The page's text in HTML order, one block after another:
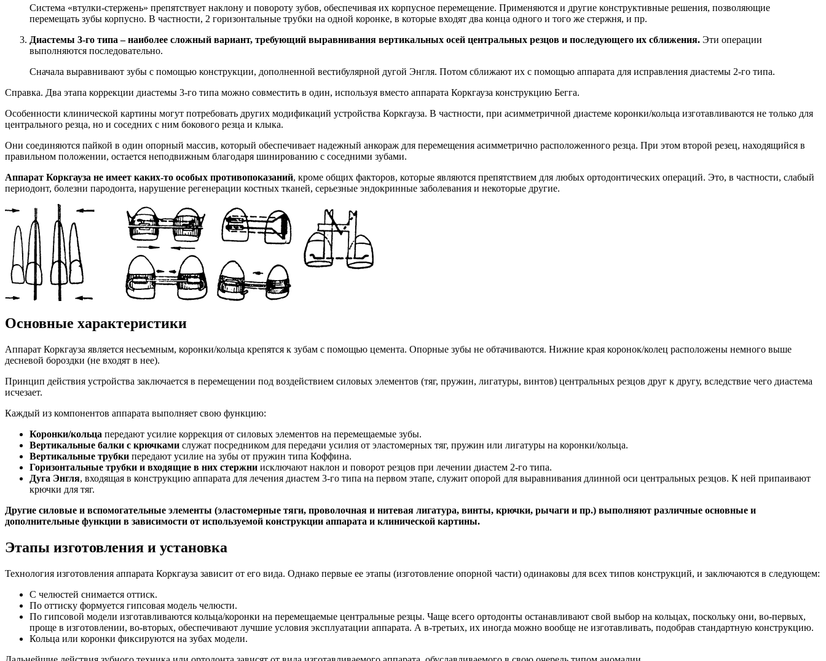
Система «втулки-стержень» препятствует наклону и повороту зубов, обеспечивая их корпусное перемещение. Применяются и другие конструктивные решения, позволяющие
перемещать зубы корпусно. В частности, 2 горизонтальные трубки на одной коронке, в которые входят два конца одного и того же стержня, и пр.
Диастемы 3-го типа – наиболее сложный вариант, требующий выравнивания вертикальных осей центральных резцов и последующего их сближения. Эти операции
выполняются последовательно.
Сначала выравнивают зубы с помощью конструкции, дополненной вестибулярной дугой Энгля. Потом сближают их с помощью аппарата для исправления диастемы 2-го типа.
Справка. Два этапа коррекции диастемы 3-го типа можно совместить в один, используя вместо аппарата Коркгауза конструкцию Бегга.
Особенности клинической картины могут потребовать других модификаций устройства Коркгауза. В частности, при асимметричной диастеме коронки/кольца изготавливаются не только для
центрального резца, но и соседних с ним бокового резца и клыка.
Они соединяются пайкой в один опорный массив, который обеспечивает надежный анкораж для перемещения асимметрично расположенного резца. При этом второй резец, находящийся в
правильном положении, остается неподвижным благодаря шинированию с соседними зубами.
Аппарат Коркгауза не имеет каких-то особых противопоказаний, кроме общих факторов, которые являются препятствием для любых ортодонтических операций. Это, в частности, слабый
периодонт, болезни пародонта, нарушение регенерации костных тканей, серьезные эндокринные заболевания и некоторые другие.
Основные характеристики
Аппарат Коркгауза является несъемным, коронки/кольца крепятся к зубам с помощью цемента. Опорные зубы не обтачиваются. Нижние края коронок/колец расположены немного выше
десневой бороздки (не входят в нее).
Принцип действия устройства заключается в перемещении под воздействием силовых элементов (тяг, пружин, лигатуры, винтов) центральных резцов друг к другу, вследствие чего диастема
исчезает.
Каждый из компонентов аппарата выполняет свою функцию:
Коронки/кольца передают усилие коррекция от силовых элементов на перемещаемые зубы.
Вертикальные балки с крючками служат посредником для передачи усилия от эластомерных тяг, пружин или лигатуры на коронки/кольца.
Вертикальные трубки передают усилие на зубы от пружин типа Коффина.
Горизонтальные трубки и входящие в них стержни исключают наклон и поворот резцов при лечении диастем 2-го типа.
Дуга Энгля, входящая в конструкцию аппарата для лечения диастем 3-го типа на первом этапе, служит опорой для выравнивания длинной оси центральных резцов. К ней припаивают
крючки для тяг.
Другие силовые и вспомогательные элементы (эластомерные тяги, проволочная и нитевая лигатура, винты, крючки, рычаги и пр.) выполняют различные основные и
дополнительные функции в зависимости от используемой конструкции аппарата и клинической картины.
Этапы изготовления и установка
Технология изготовления аппарата Коркгауза зависит от его вида. Однако первые ее этапы (изготовление опорной части) одинаковы для всех типов конструкций, и заключаются в следующем:
С челюстей снимается оттиск.
По оттиску формуется гипсовая модель челюсти.
По гипсовой модели изготавливаются кольца/коронки на перемещаемые центральные резцы. Чаще всего ортодонты останавливают свой выбор на кольцах, поскольку они, во-первых,
проще в изготовлении, во-вторых, обеспечивают лучшие условия эксплуатации аппарата. А в-третьих, их иногда можно вообще не изготавливать, подобрав стандартную конструкцию.
Кольца или коронки фиксируются на зубах модели.